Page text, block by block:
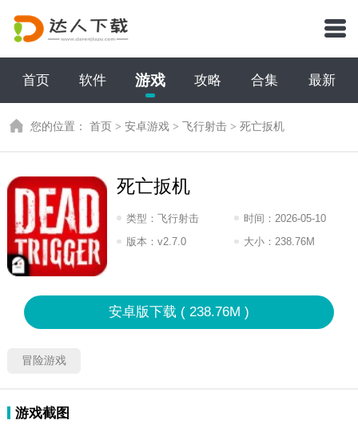
首页 软件 游戏 攻略 合集 最新
您的位置：首页 >安卓游戏 >飞行射击 >死亡扳机
死亡扳机
类型：飞行射击 时间： 2026-05-10
09:2026
版本：v2.7.0 大小： 238.76M
安卓版下载 ( 238.76M )
冒险游戏
游戏截图